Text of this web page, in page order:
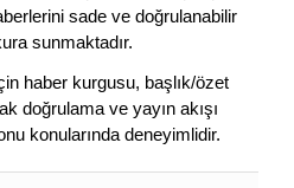
sade ve doğrulanabilir
sunmaktadır.
haber kurgusu, başlık/özet
doğrulama ve yayın akışı
konularında deneyimlidir.